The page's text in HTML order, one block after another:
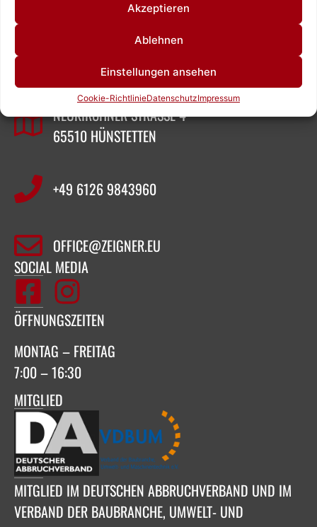
Akzeptieren
Ablehnen
Einstellungen ansehen
Cookie-RichtlinieDatenschutzImpressum
ZEIGNER ABBRUCHTECHNIK
SASCHA ZEIGNER
NEUKIRCHNER STRASSE 4
65510 HÜNSTETTEN
+49 6126 9843960‬
OFFICE@ZEIGNER.EU
SOCIAL MEDIA
ÖFFNUNGSZEITEN
MONTAG – FREITAG
7:00 – 16:30
MITGLIED
MITGLIED IM DEUTSCHEN ABBRUCHVERBAND UND IM
VERBAND DER BAUBRANCHE, UMWELT- UND